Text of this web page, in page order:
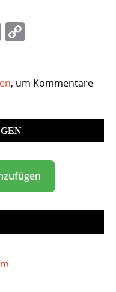
Email
, um Kommentare